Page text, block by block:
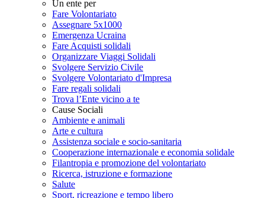
Un ente per
Fare Volontariato
Assegnare 5x1000
Emergenza Ucraina
Fare Acquisti solidali
Organizzare Viaggi Solidali
Svolgere Servizio Civile
Svolgere Volontariato d'Impresa
Fare regali solidali
Trova l’Ente vicino a te
Cause Sociali
Ambiente e animali
Arte e cultura
Assistenza sociale e socio-sanitaria
Cooperazione internazionale e economia solidale
Filantropia e promozione del volontariato
Ricerca, istruzione e formazione
Salute
Sport, ricreazione e tempo libero